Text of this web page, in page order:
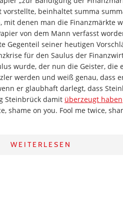
beinhaltet summa
mit denen man die Finanzmärkte
von dem Mann verfasst
Gegenteil seiner heutigen
für den Saulus der
wurde, der nun die Geister, die
werden und weiß genau, dass
er glaubhaft darlegt, dass
Steinbrück damit überzeugt haben
shame on you. Fool me twice,
WEITERLESEN